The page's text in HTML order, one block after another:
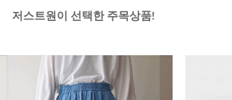
저스트원이 선택한 주목상품!